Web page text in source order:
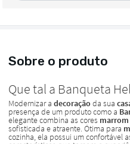
Sobre o produto